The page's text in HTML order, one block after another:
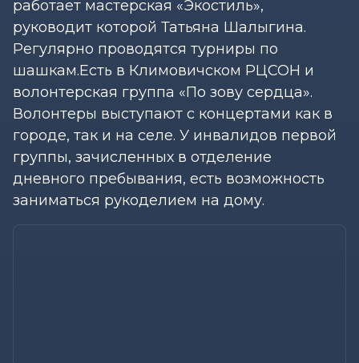
работает мастерская «Экостиль»,
руководит которой Татьяна Шалыгина.
Регулярно проводятся турниры по
шашкам.Есть в Климовичском РЦСОН и
волонтерская группа «По зову сердца».
Волонтеры выступают с концертами как в
городе, так и на селе. У инвалидов первой
группы, зачисленных в отделение
дневного пребывания, есть возможность
заниматься рукоделием на дому.